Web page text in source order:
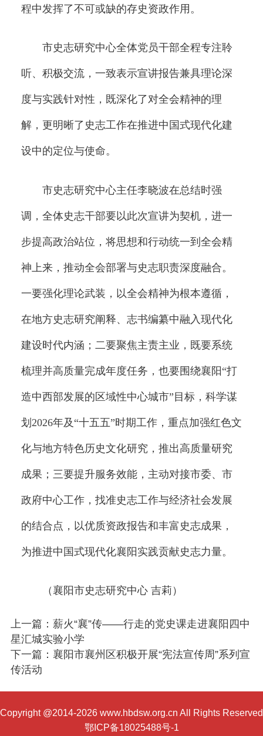
程中发挥了不可或缺的存史资政作用。
市史志研究中心全体党员干部全程专注聆
听、积极交流，一致表示宣讲报告兼具理论深
度与实践针对性，既深化了对全会精神的理
解，更明晰了史志工作在推进中国式现代化建
设中的定位与使命。
市史志研究中心主任李晓波在总结时强
调，全体史志干部要以此次宣讲为契机，进一
步提高政治站位，将思想和行动统一到全会精
神上来，推动全会部署与史志职责深度融合。
一要强化理论武装，以全会精神为根本遵循，
在地方史志研究阐释、志书编纂中融入现代化
建设时代内涵；二要聚焦主责主业，既要系统
梳理并高质量完成年度任务，也要围绕襄阳“打
造中西部发展的区域性中心城市”目标，科学谋
划2026年及“十五五”时期工作，重点加强红色文
化与地方特色历史文化研究，推出高质量研究
成果；三要提升服务效能，主动对接市委、市
政府中心工作，找准史志工作与经济社会发展
的结合点，以优质资政报告和丰富史志成果，
为推进中国式现代化襄阳实践贡献史志力量。
（襄阳市史志研究中心 吉莉）
上一篇：薪火“襄”传——行走的党史课走进襄阳四中
星汇城实验小学
下一篇：襄阳市襄州区积极开展“宪法宣传周”系列宣
传活动
Copyright @2014-2026 www.hbdsw.org.cn All Rights Reserved
鄂ICP备18025488号-1